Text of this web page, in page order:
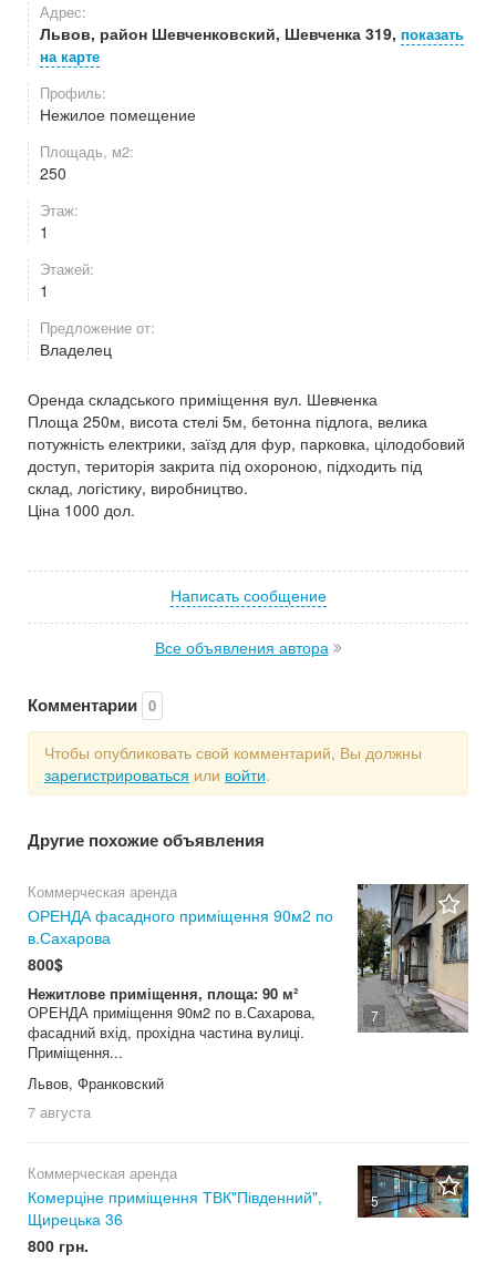
Адрес:
Львов, район Шевченковский, Шевченка 319, показать
на карте
Профиль:
Нежилое помещение
Площадь, м2:
250
Этаж:
1
Этажей:
1
Предложение от:
Владелец
Оренда складського приміщення вул. Шевченка
Площа 250м, висота стелі 5м, бетонна підлога, велика
потужність електрики, заїзд для фур, парковка, цілодобовий
доступ, територія закрита під охороною, підходить під
склад, логістику, виробництво.
Ціна 1000 дол.
Написать сообщение
Все объявления автора
Комментарии 0
Чтобы опубликовать свой комментарий, Вы должны
зарегистрироваться или войти.
Другие похожие объявления
7
Коммерческая аренда
ОРЕНДА фасадного приміщення 90м2 по
в.Сахарова
800$
Нежитлове приміщення, площа: 90 м²
ОРЕНДА приміщення 90м2 по в.Сахарова,
фасадний вхід, прохідна частина вулиці.
Приміщення...
Львов, Франковский
7 августа
5
Коммерческая аренда
Комерціне приміщення ТВК"Південний",
Щирецька 36
800 грн.